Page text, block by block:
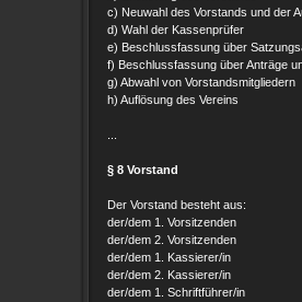
c) Neuwahl des Vorstands und der
d) Wahl der Kassenprüfer
e) Beschlussfassung über
f) Beschlussfassung über Anträge
g) Abwahl von Vorstandsmitgliedern
h) Auflösung des Vereins
§ 8 Vorstand
Der Vorstand besteht aus:
der/dem 1. Vorsitzenden
der/dem 2. Vorsitzenden
der/dem 1. Kassierer/in
der/dem 2. Kassierer/in
der/dem 1. Schriftführer/in